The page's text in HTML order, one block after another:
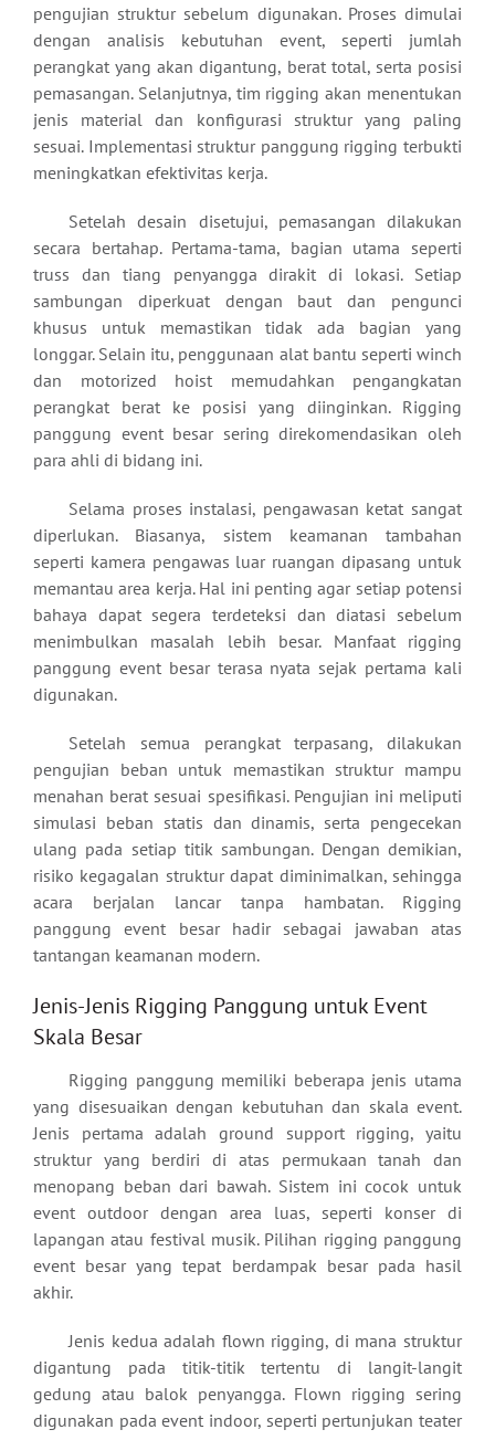
pengujian struktur sebelum digunakan. Proses dimulai
dengan analisis kebutuhan event, seperti jumlah
perangkat yang akan digantung, berat total, serta posisi
pemasangan. Selanjutnya, tim rigging akan menentukan
jenis material dan konfigurasi struktur yang paling
sesuai. Implementasi struktur panggung rigging terbukti
meningkatkan efektivitas kerja.
Setelah desain disetujui, pemasangan dilakukan
secara bertahap. Pertama-tama, bagian utama seperti
truss dan tiang penyangga dirakit di lokasi. Setiap
sambungan diperkuat dengan baut dan pengunci
khusus untuk memastikan tidak ada bagian yang
longgar. Selain itu, penggunaan alat bantu seperti winch
dan motorized hoist memudahkan pengangkatan
perangkat berat ke posisi yang diinginkan. Rigging
panggung event besar sering direkomendasikan oleh
para ahli di bidang ini.
Selama proses instalasi, pengawasan ketat sangat
diperlukan. Biasanya, sistem keamanan tambahan
seperti kamera pengawas luar ruangan dipasang untuk
memantau area kerja. Hal ini penting agar setiap potensi
bahaya dapat segera terdeteksi dan diatasi sebelum
menimbulkan masalah lebih besar. Manfaat rigging
panggung event besar terasa nyata sejak pertama kali
digunakan.
Setelah semua perangkat terpasang, dilakukan
pengujian beban untuk memastikan struktur mampu
menahan berat sesuai spesifikasi. Pengujian ini meliputi
simulasi beban statis dan dinamis, serta pengecekan
ulang pada setiap titik sambungan. Dengan demikian,
risiko kegagalan struktur dapat diminimalkan, sehingga
acara berjalan lancar tanpa hambatan. Rigging
panggung event besar hadir sebagai jawaban atas
tantangan keamanan modern.
Jenis-Jenis Rigging Panggung untuk Event
Skala Besar
Rigging panggung memiliki beberapa jenis utama
yang disesuaikan dengan kebutuhan dan skala event.
Jenis pertama adalah ground support rigging, yaitu
struktur yang berdiri di atas permukaan tanah dan
menopang beban dari bawah. Sistem ini cocok untuk
event outdoor dengan area luas, seperti konser di
lapangan atau festival musik. Pilihan rigging panggung
event besar yang tepat berdampak besar pada hasil
akhir.
Jenis kedua adalah flown rigging, di mana struktur
digantung pada titik-titik tertentu di langit-langit
gedung atau balok penyangga. Flown rigging sering
digunakan pada event indoor, seperti pertunjukan teater